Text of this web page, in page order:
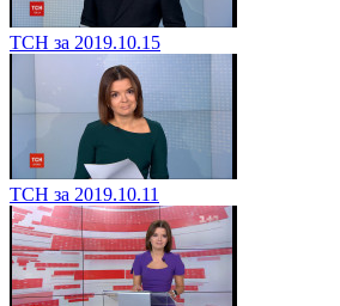
ТСН за 2019.10.15
ТСН за 2019.10.11